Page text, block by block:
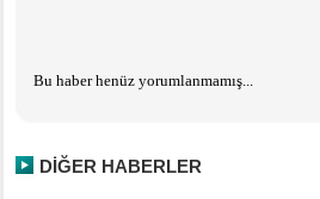
Bu haber henüz yorumlanmamış...
DİĞER HABERLER